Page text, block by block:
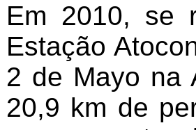
Em 2010, se
Estação
2 de Mayo na
20,9 km de